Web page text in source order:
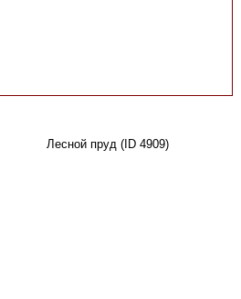
Лесной пруд (ID 4909)